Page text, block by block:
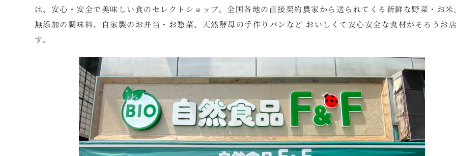
は、安心・安全で美味しい食のセレクトショップ。全国各地の直接契約農家から送られてくる新鮮な野菜・お米
無添加の調味料、自家製のお弁当・お惣菜、天然酵母の手作りパンなど おいしくて安心安全な食材がそろうお
す。